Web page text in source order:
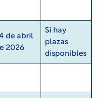
de abril
2026
Si hay
plazas
disponibles